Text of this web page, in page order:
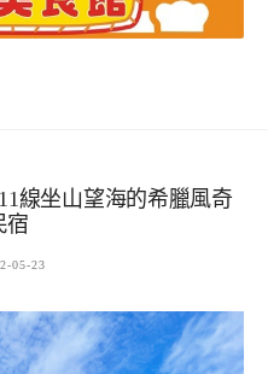
線坐山望海的希臘風奇
宿
05-23